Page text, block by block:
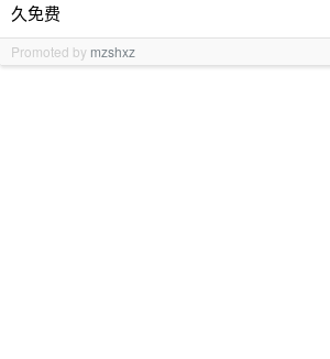
久免费
Promoted by mzshxz